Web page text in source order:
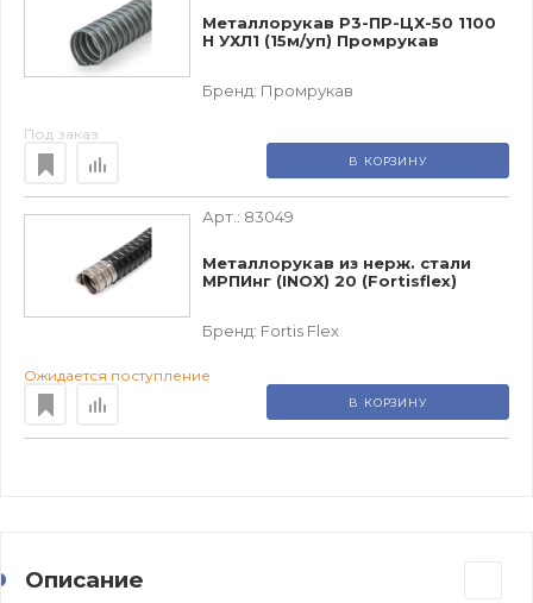
Металлорукав Р3-ПР-ЦХ-50 1100
Н УХЛ1 (15м/уп) Промрукав
Бренд: Промрукав
Под заказ
В КОРЗИНУ
Арт.: 83049
Металлорукав из нерж. стали
МРПИнг (INOX) 20 (Fortisflex)
Бренд: Fortis Flex
Ожидается поступление
В КОРЗИНУ
Описание